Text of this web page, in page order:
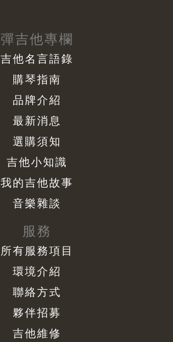
彈吉他專欄
吉他名言語錄
購琴指南
品牌介紹
最新消息
選購須知
吉他小知識
我的吉他故事
音樂雜談
服務
所有服務項目
環境介紹
聯絡方式
夥伴招募
吉他維修